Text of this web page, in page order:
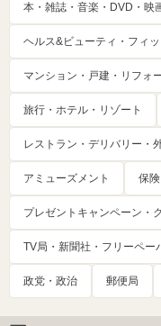
本・雑誌・音楽・DVD・映
ヘルス&ビューティ・フィ
マンション・戸建・リフォ
旅行・ホテル・リゾート
レストラン・デリバリー・
アミューズメント 保
プレゼントキャンペーン・
TV局・新聞社・フリーペー
政党・政治 郵便局